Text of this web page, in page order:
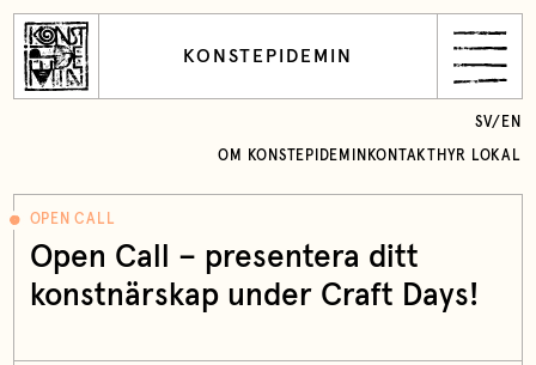
KONSTEPIDEMIN
OM KONSTEPIDEMIN KONTAKT HYR LOKAL
SV/ EN
OPEN CALL
Open Call – presentera ditt
konstnärskap under Craft Days!